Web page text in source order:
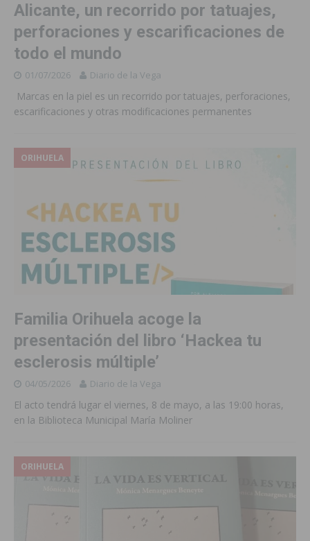
Alicante, un recorrido por tatuajes,
perforaciones y escarificaciones de
todo el mundo
01/07/2026 Diario de la Vega
Marcas en la piel es un recorrido por tatuajes, perforaciones,
escarificaciones y otras modificaciones permanentes
ORIHUELA
Familia Orihuela acoge la
presentación del libro ‘Hackea tu
esclerosis múltiple’
04/05/2026 Diario de la Vega
El acto tendrá lugar el viernes, 8 de mayo, a las 19:00 horas,
en la Biblioteca Municipal María Moliner
ORIHUELA